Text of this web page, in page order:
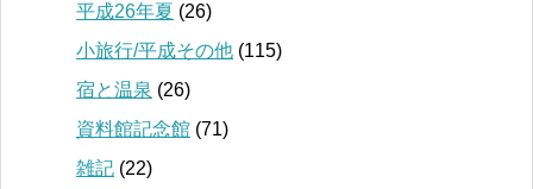
平成26年夏 (26)
小旅行/平成その他 (115)
宿と温泉 (26)
資料館記念館 (71)
雑記 (22)